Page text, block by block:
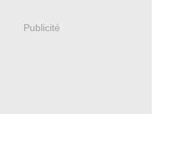
Publicité